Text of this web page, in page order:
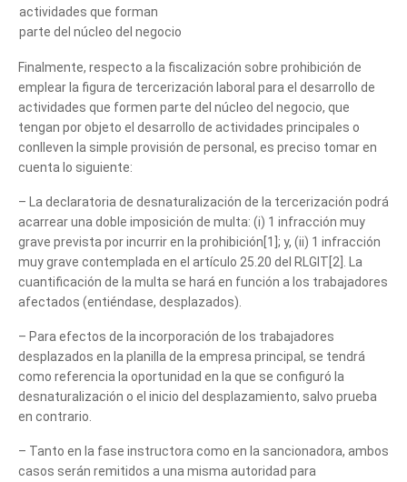
actividades que forman
parte del núcleo del negocio
Finalmente, respecto a la fiscalización sobre prohibición de
emplear la figura de tercerización laboral para el desarrollo de
actividades que formen parte del núcleo del negocio, que
tengan por objeto el desarrollo de actividades principales o
conlleven la simple provisión de personal, es preciso tomar en
cuenta lo siguiente:
– La declaratoria de desnaturalización de la tercerización podrá
acarrear una doble imposición de multa: (i) 1 infracción muy
grave prevista por incurrir en la prohibición[1]; y, (ii) 1 infracción
muy grave contemplada en el artículo 25.20 del RLGIT[2]. La
cuantificación de la multa se hará en función a los trabajadores
afectados (entiéndase, desplazados).
– Para efectos de la incorporación de los trabajadores
desplazados en la planilla de la empresa principal, se tendrá
como referencia la oportunidad en la que se configuró la
desnaturalización o el inicio del desplazamiento, salvo prueba
en contrario.
– Tanto en la fase instructora como en la sancionadora, ambos
casos serán remitidos a una misma autoridad para